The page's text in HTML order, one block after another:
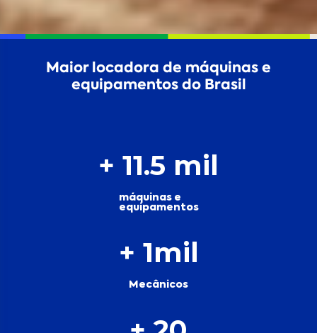
Maior locadora de máquinas e
equipamentos do Brasil
máquinas e
equipamentos
+ 11.5 mil
Mecânicos
+ 1mil